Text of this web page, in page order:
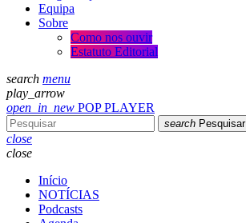
Equipa
Sobre
Como nos ouvir
Estatuto Editorial
search menu
play_arrow
open_in_new POP PLAYER
search Pesquisar
close
close
Início
NOTÍCIAS
Podcasts